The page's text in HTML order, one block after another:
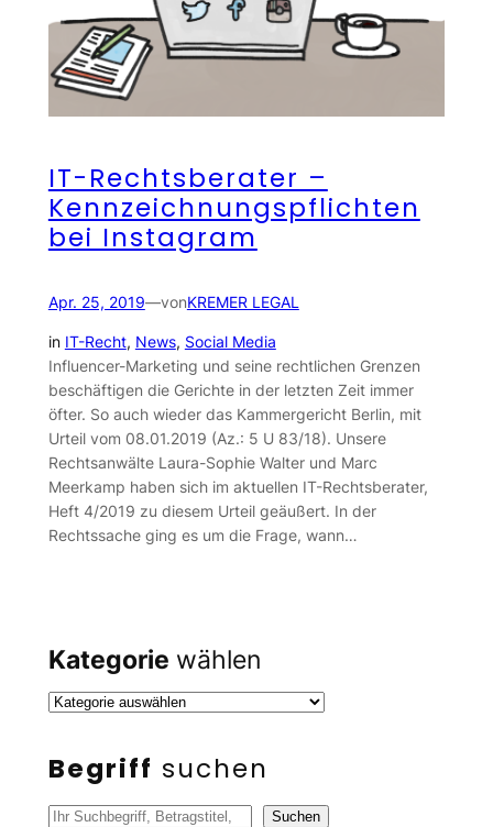
IT-Rechtsberater –
Kennzeichnungspflichten
bei Instagram
Apr. 25, 2019—vonKREMER LEGAL
in IT-Recht, News, Social Media
Influencer-Marketing und seine rechtlichen Grenzen
beschäftigen die Gerichte in der letzten Zeit immer
öfter. So auch wieder das Kammergericht Berlin, mit
Urteil vom 08.01.2019 (Az.: 5 U 83/18). Unsere
Rechtsanwälte Laura-Sophie Walter und Marc
Meerkamp haben sich im aktuellen IT-Rechtsberater,
Heft 4/2019 zu diesem Urteil geäußert. In der
Rechtssache ging es um die Frage, wann…
Kategorie wählen
Begriff suchen
S
Suchen